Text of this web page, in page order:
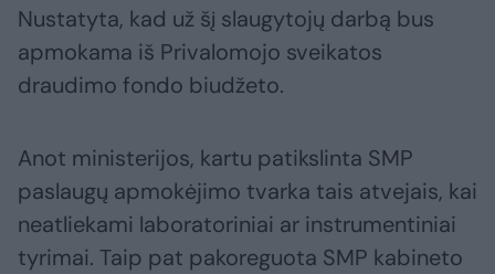
Nustatyta, kad už šį slaugytojų darbą bus
apmokama iš Privalomojo sveikatos
draudimo fondo biudžeto.
Anot ministerijos, kartu patikslinta SMP
paslaugų apmokėjimo tvarka tais atvejais, kai
neatliekami laboratoriniai ar instrumentiniai
tyrimai. Taip pat pakoreguota SMP kabineto